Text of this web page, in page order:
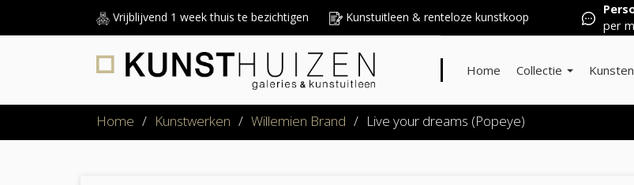
Vrijblijvend 1 week thuis te bezichtigen Kunstuitleen & renteloze kunstkoop
per
Home Collectie
Home / Kunstwerken / Willemien Brand / Live your dreams (Popeye)